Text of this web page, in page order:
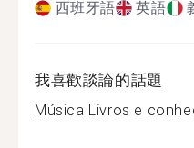
西班牙語 英語
我喜歡談論的話題
Música Livros e